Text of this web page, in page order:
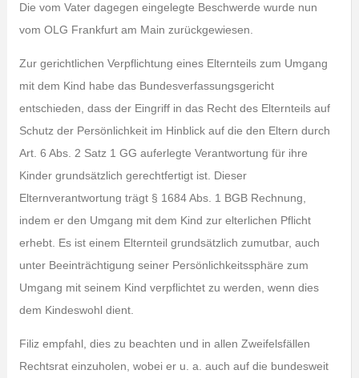
Die vom Vater dagegen eingelegte Beschwerde wurde nun
vom OLG Frankfurt am Main zurückgewiesen.
Zur gerichtlichen Verpflichtung eines Elternteils zum Umgang
mit dem Kind habe das Bundesverfassungsgericht
entschieden, dass der Eingriff in das Recht des Elternteils auf
Schutz der Persönlichkeit im Hinblick auf die den Eltern durch
Art. 6 Abs. 2 Satz 1 GG auferlegte Verantwortung für ihre
Kinder grundsätzlich gerechtfertigt ist. Dieser
Elternverantwortung trägt § 1684 Abs. 1 BGB Rechnung,
indem er den Umgang mit dem Kind zur elterlichen Pflicht
erhebt. Es ist einem Elternteil grundsätzlich zumutbar, auch
unter Beeinträchtigung seiner Persönlichkeitssphäre zum
Umgang mit seinem Kind verpflichtet zu werden, wenn dies
dem Kindeswohl dient.
Filiz empfahl, dies zu beachten und in allen Zweifelsfällen
Rechtsrat einzuholen, wobei er u. a. auch auf die bundesweit